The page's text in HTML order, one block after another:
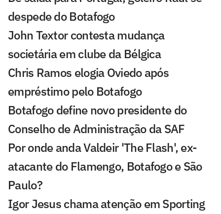
despede do Botafogo
John Textor contesta mudança
societária em clube da Bélgica
Chris Ramos elogia Oviedo após
empréstimo pelo Botafogo
Botafogo define novo presidente do
Conselho de Administração da SAF
Por onde anda Valdeir 'The Flash', ex-
atacante do Flamengo, Botafogo e São
Paulo?
Igor Jesus chama atenção em Sporting